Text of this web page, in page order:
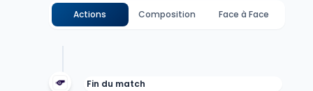
Actions Composition Face à Face
Fin du match